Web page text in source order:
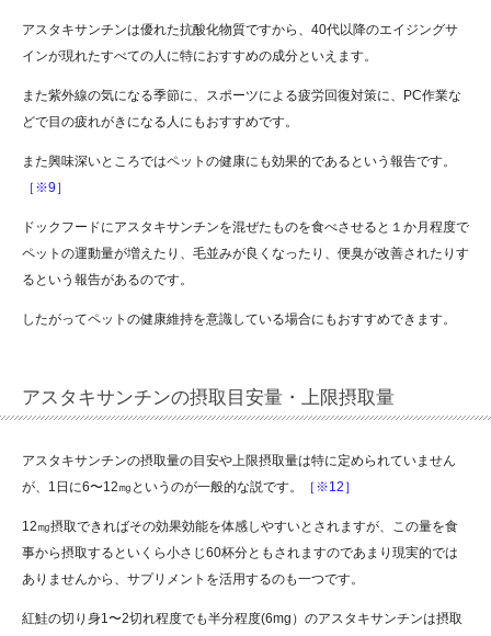
アスタキサンチンは優れた抗酸化物質ですから、40代以降のエイジングサ
インが現れたすべての人に特におすすめの成分といえます。
また紫外線の気になる季節に、スポーツによる疲労回復対策に、PC作業な
どで目の疲れがきになる人にもおすすめです。
また興味深いところではペットの健康にも効果的であるという報告です。
［※9］
ドックフードにアスタキサンチンを混ぜたものを食べさせると１か月程度で
ペットの運動量が増えたり、毛並みが良くなったり、便臭が改善されたりす
るという報告があるのです。
したがってペットの健康維持を意識している場合にもおすすめできます。
アスタキサンチンの摂取目安量・上限摂取量
アスタキサンチンの摂取量の目安や上限摂取量は特に定められていません
が、1日に6〜12㎎というのが一般的な説です。
［※12］
12㎎摂取できればその効果効能を体感しやすいとされますが、この量を食
事から摂取するといくら小さじ60杯分ともされますのであまり現実的では
ありませんから、サプリメントを活用するのも一つです。
紅鮭の切り身1〜2切れ程度でも半分程度(6mg）のアスタキサンチンは摂取